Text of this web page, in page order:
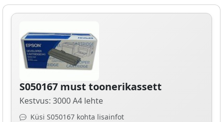
S050167 must toonerikassett
Kestvus: 3000 A4 lehte
Küsi S050167 kohta lisainfot